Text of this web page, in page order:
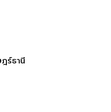
ร์ธานี